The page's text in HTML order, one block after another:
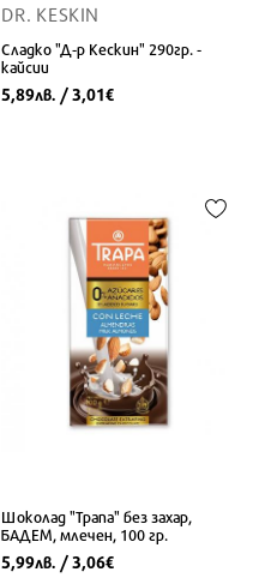
DR. KESKIN
Сладко "Д-р Кескин" 290гр. -
кайсии
5,89лв. / 3,01€
Шоколад "Трапа" без захар,
БАДЕМ, млечен, 100 гр.
5,99лв. / 3,06€